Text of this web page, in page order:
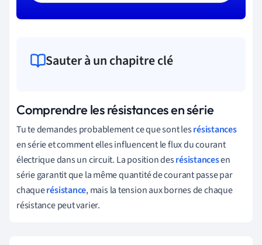
Sauter à un chapitre clé
Comprendre les résistances en série
Tu te demandes probablement ce que sont lesrésistances
en série et comment elles influencent le flux du courant
électrique dans un circuit. La position desrésistancesen
série garantit que la même quantité de courant passe par
chaquerésistance, mais la tension aux bornes de chaque
résistance peut varier.